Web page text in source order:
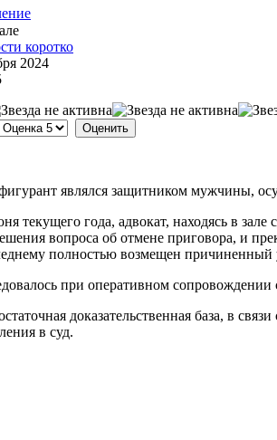
коротко
2024
являлся защитником мужчины,
текущего года, адвокат, находясь в
вопроса об отмене приговора, и
полностью возмещен причиненный
при оперативном
доказательственная база, в
в суд.